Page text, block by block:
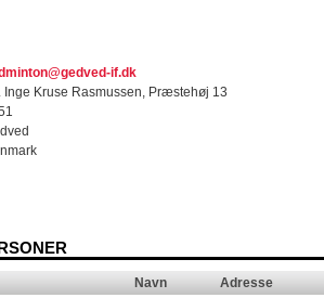
if.dk
Inge Kruse Rasmussen, Præstehøj 13
Navn
Adresse